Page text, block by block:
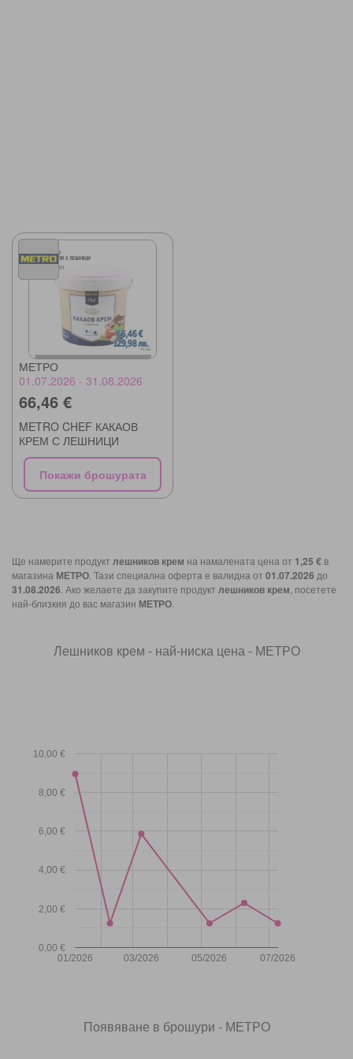
МЕТРО
01.07.2026 - 31.08.2026
66,46 €
METRO CHEF КАКАОВ
КРЕМ С ЛЕШНИЦИ
Покажи брошурата
Ще намерите продукт лешников крем на намалената цена от 1,25 € в
магазина МЕТРО. Тази специална оферта е валидна от 01.07.2026 до
31.08.2026. Ако желаете да закупите продукт лешников крем, посетете
най-близкия до вас магазин МЕТРО.
Лешников крем - най-ниска цена - МЕТРО
01/2026 03/2026 05/2026 07/2026
0,00 €
2,00 €
4,00 €
6,00 €
8,00 €
10,00 €
Появяване в брошури - МЕТРО